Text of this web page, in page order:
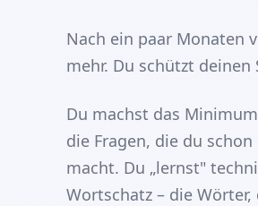
Nach ein paar Monaten
mehr. Du schützt
Du machst das
die Fragen, die du
macht. Du „lernst"
Wortschatz – die